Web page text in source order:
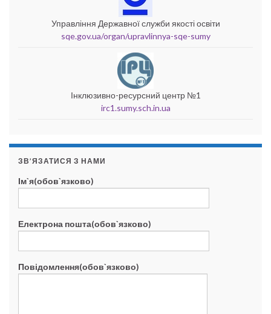
Управління Державної служби якості освіти
sqe.gov.ua/organ/upravlinnya-sqe-sumy
Інклюзивно-ресурсний центр №1
irc1.sumy.sch.in.ua
ЗВ’ЯЗАТИСЯ З НАМИ
Ім`я(обов`язково)
Електрона пошта(обов`язково)
Повідомлення(обов`язково)